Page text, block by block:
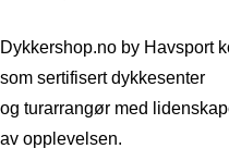
DYKKERTURER
SERVICE
BLI
Dykkershop.no by Havsport
som sertifisert dykkesenter
og turarrangør med
av opplevelsen.